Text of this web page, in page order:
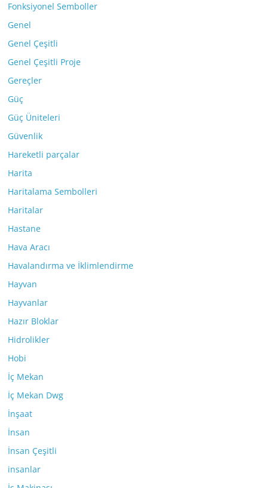
Fonksiyonel Semboller
Genel
Genel Çeşitli
Genel Çeşitli Proje
Gereçler
Güç
Güç Üniteleri
Güvenlik
Hareketli parçalar
Harita
Haritalama Sembolleri
Haritalar
Hastane
Hava Aracı
Havalandırma ve İklimlendirme
Hayvan
Hayvanlar
Hazır Bloklar
Hidrolikler
Hobi
İç Mekan
İç Mekan Dwg
İnşaat
İnsan
İnsan Çeşitli
insanlar